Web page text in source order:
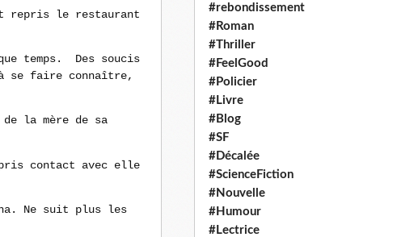
repris le restaurant
temps. Des soucis
se faire connaître,
la mère de sa
contact avec elle
Ne suit plus les
#rebondissement
#Roman
#Thriller
#FeelGood
#Policier
#Livre
#Blog
#SF
#Décalée
#ScienceFiction
#Nouvelle
#Humour
#Lectrice